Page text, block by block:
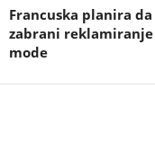
Francuska planira da
zabrani reklamiranje
mode